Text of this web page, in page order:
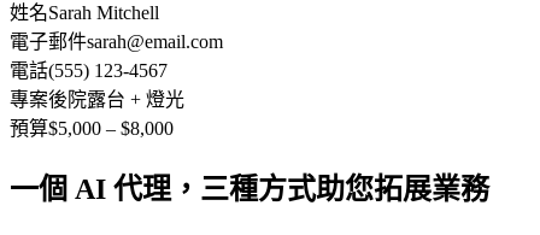
姓名Sarah Mitchell
電子郵件sarah@email.com
電話(555) 123-4567
專案後院露台 + 燈光
預算$5,000 – $8,000
一個 AI 代理，三種方式助您拓展業務